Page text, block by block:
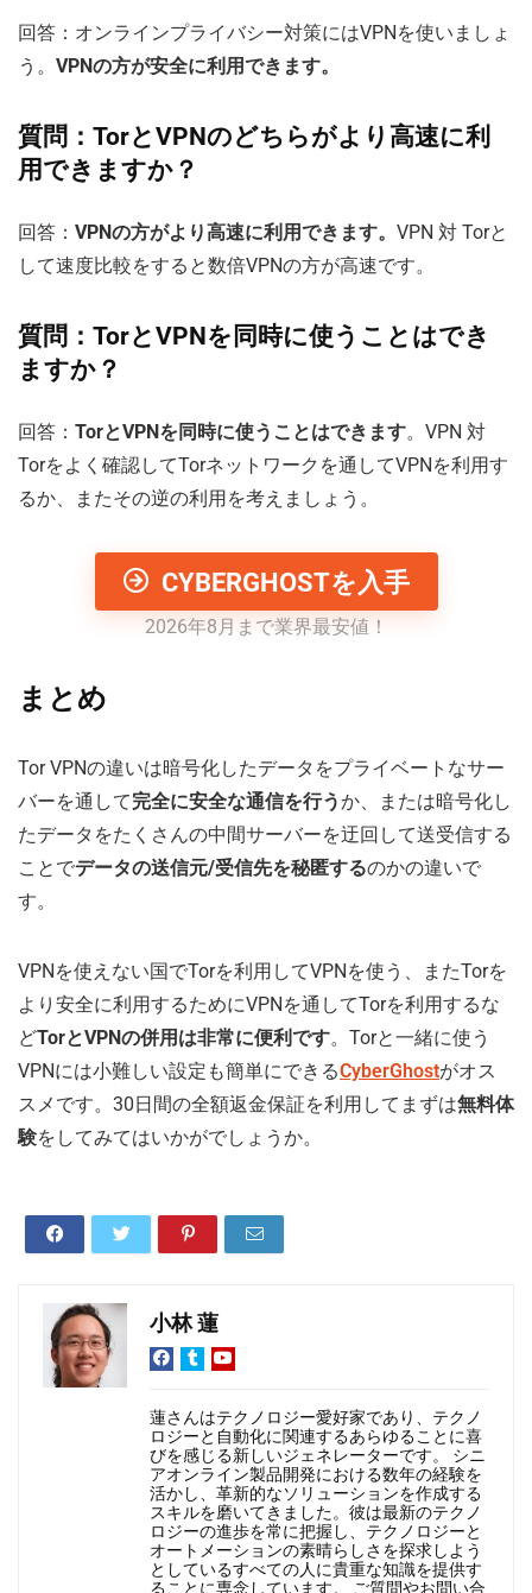
回答：オンラインプライバシー対策にはVPNを使いましょ
う。 VPNの方が安全に利用できます。
質問：TorとVPNのどちらがより高速に利
用できますか？
回答： VPNの方がより高速に利用できます。 VPN 対 Torと
して速度比較をすると数倍VPNの方が高速です。
質問：TorとVPNを同時に使うことはでき
ますか？
回答： TorとVPNを同時に使うことはできます。VPN 対
Torをよく確認してTorネットワークを通してVPNを利用す
るか、またその逆の利用を考えましょう。
CYBERGHOSTを入手
2026年8月まで業界最安値！
まとめ
Tor VPNの違いは暗号化したデータをプライベートなサー
バーを通して完全に安全な通信を行うか、または暗号化し
たデータをたくさんの中間サーバーを迂回して送受信する
ことでデータの送信元/受信先を秘匿するのかの違いで
す。
VPNを使えない国でTorを利用してVPNを使う、またTorを
より安全に利用するためにVPNを通してTorを利用するな
どTorとVPNの併用は非常に便利です。Torと一緒に使う
VPNには小難しい設定も簡単にできるCyberGhostがオス
スメです。30日間の全額返金保証を利用してまずは無料体
験をしてみてはいかがでしょうか。
小林 蓮
蓮さんはテクノロジー愛好家であり、テクノ
ロジーと自動化に関連するあらゆることに喜
びを感じる新しいジェネレーターです。 シニ
アオンライン製品開発における数年の経験を
活かし、革新的なソリューションを作成する
スキルを磨いてきました。彼は最新のテクノ
ロジーの進歩を常に把握し、テクノロジーと
オートメーションの素晴らしさを探求しよう
としているすべての人に貴重な知識を提供す
ることに専念しています。 ご質問やお問い合